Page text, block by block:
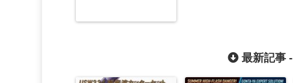
最新記事 -